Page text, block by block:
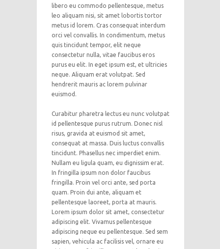
libero eu commodo pellentesque, metus
leo aliquam nisi, sit amet lobortis tortor
metus id lorem. Cras consequat interdum
orci vel convallis. In condimentum, metus
quis tincidunt tempor, elit neque
consectetur nulla, vitae faucibus eros
purus eu elit. In eget ipsum est, et ultricies
neque. Aliquam erat volutpat. Sed
hendrerit mauris ac lorem pulvinar
euismod.
Curabitur pharetra lectus eu nunc volutpat
id pellentesque purus rutrum. Donec nisl
risus, gravida at euismod sit amet,
consequat at massa. Duis luctus convallis
tincidunt. Phasellus nec imperdiet enim.
Nullam eu ligula quam, eu dignissim erat.
In fringilla ipsum non dolor faucibus
fringilla. Proin vel orci ante, sed porta
quam. Proin dui ante, aliquam et
pellentesque laoreet, porta at mauris.
Lorem ipsum dolor sit amet, consectetur
adipiscing elit. Vivamus pellentesque
adipiscing neque eu pellentesque. Sed sem
sapien, vehicula ac facilisis vel, ornare eu